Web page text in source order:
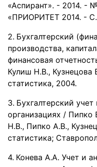
«Аспирант». - 2014. -
«ПРИОРИТЕТ 2014. - С.
Бухгалтерский
производства,
финансовая
Кулиш Н.В.,
статистика, 2004.
Бухгалтерский
организациях / Пипко
Н.В., Пипко А.В.,
статистика;
Конева А.А. Учет и